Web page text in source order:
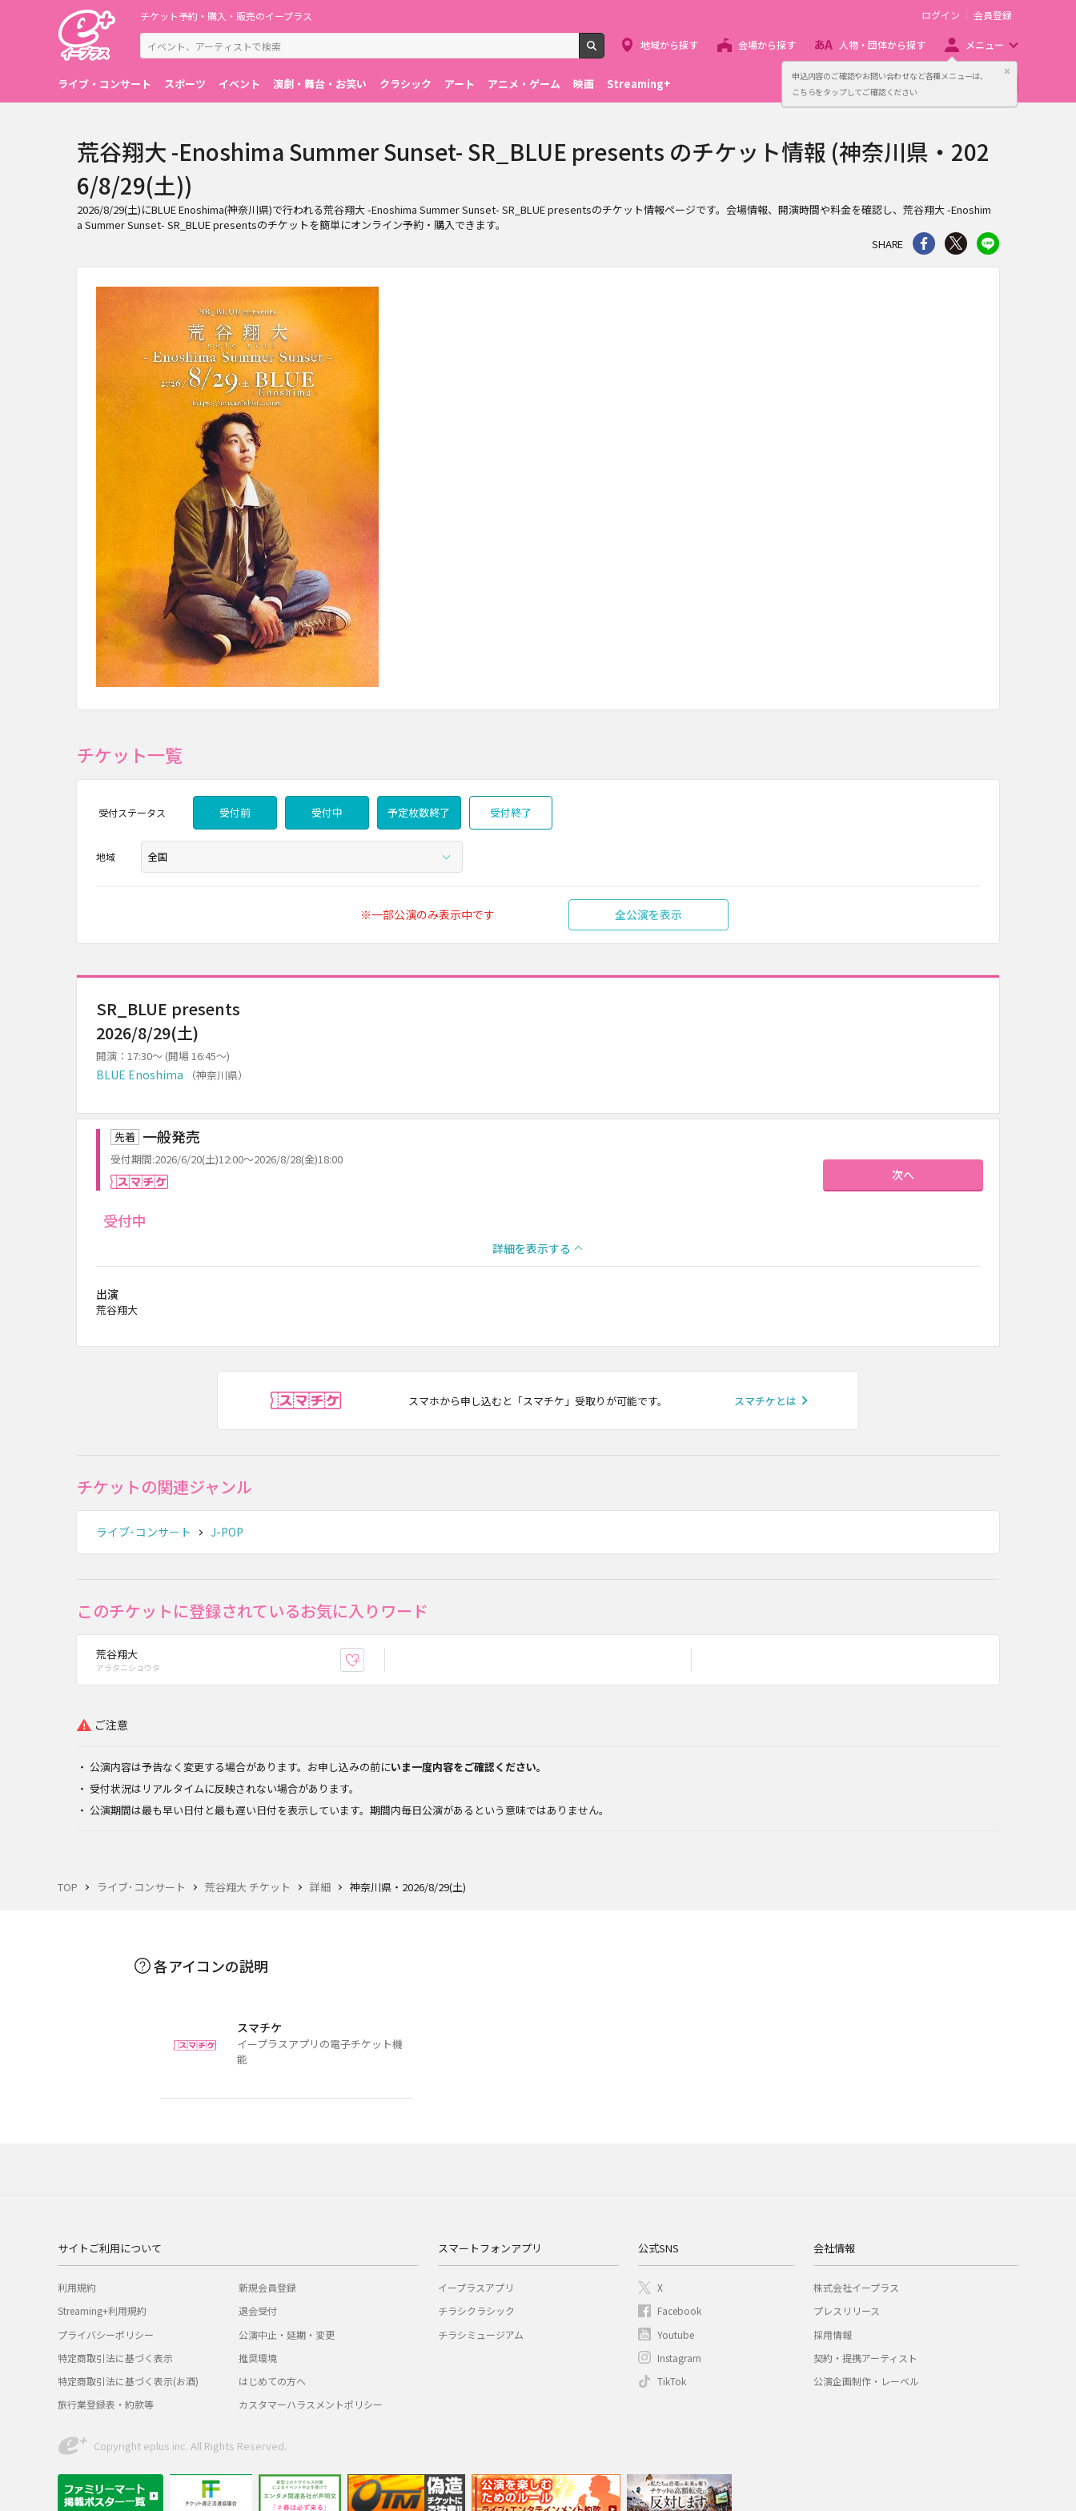
申込内容のご確認やお問い合わせなど各種メニューは、
こちらをタップしてご確認ください
閉じる
チケット予約・購入・販売のイープラス
検索
ログイン 会員登録
地域から探す 会場から探す 人物・団体から探す メニュー
ライブ・コンサート スポーツ イベント 演劇・舞台・お笑い クラシック アート アニメ・ゲーム 映画 Streaming+ 主催者向け販売サービス
TOP ライブ･コンサート 荒谷翔大 チケット 詳細 神奈川県・2026/8/29(土)
荒谷翔大 -Enoshima Summer Sunset- SR_BLUE presents のチケット情報 (神奈川県・202
6/8/29(土))
2026/8/29(土)にBLUE Enoshima(神奈川県)で行われる荒谷翔大 -Enoshima Summer Sunset- SR_BLUE presentsのチケット情報ページです。会場情報、開演時間や料金を確認し、荒谷翔大 -Enoshim
a Summer Sunset- SR_BLUE presentsのチケットを簡単にオンライン予約・購入できます。
SHARE
シェア Twitter
チケット一覧
受付ステータス 受付前 受付中 予定枚数終了 受付終了
地域
※一部公演のみ表示中です 全公演を表示
SR_BLUE presents
2026/8/29(土)
開演：17:30～ (開場 16:45～)
BLUE Enoshima （神奈川県）
先着 一般発売
受付期間:2026/6/20(土)12:00～2026/8/28(金)18:00
受付中
詳細を表示する
出演
荒谷翔大
次へ
スマホから申し込むと「スマチケ」受取りが可能です。 スマチケとは
チケットの関連ジャンル
ライブ･コンサート J-POP
このチケットに登録されているお気に入りワード
荒谷翔大
アラタニショウタ
ご注意
公演内容は予告なく変更する場合があります。お申し込みの前にいま一度内容をご確認ください。
受付状況はリアルタイムに反映されない場合があります。
公演期間は最も早い日付と最も遅い日付を表示しています。期間内毎日公演があるという意味ではありません。
各アイコンの説明
スマチケ
イープラスアプリの電子チケット機
能
サイトご利用について
利用規約
Streaming+利用規約
プライバシーポリシー
特定商取引法に基づく表示
特定商取引法に基づく表示(お酒)
旅行業登録表・約款等
新規会員登録
退会受付
公演中止・延期・変更
推奨環境
はじめての方へ
カスタマーハラスメントポリシー
スマートフォンアプリ
イープラスアプリ
チラシクラシック
チラシミュージアム
公式SNS
X
Facebook
Youtube
Instagram
TikTok
会社情報
株式会社イープラス
プレスリリース
採用情報
契約・提携アーティスト
公演企画制作・レーベル
Copyright eplus inc. All Rights Reserved.